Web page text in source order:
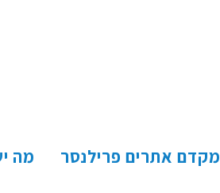
מקדם אתרים פרילנסר מה